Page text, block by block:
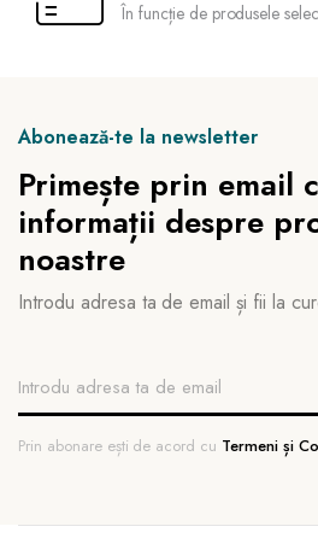
În funcție de produsele
Abonează-te la newsletter
Primește prin email
informații despre
noastre
Introdu adresa ta de email și fii la
Prin abonare ești de acord cu Termeni și